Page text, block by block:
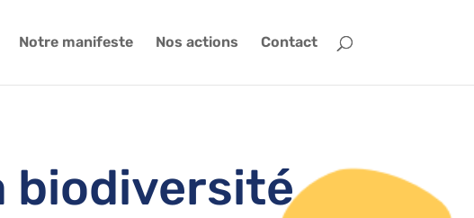
Notre manifeste Nos actions Contact
biodiversité